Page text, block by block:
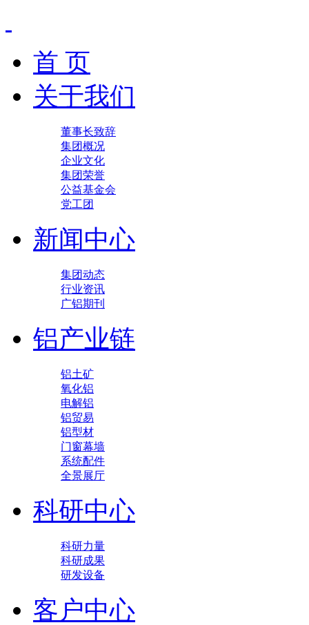
首 页
关于我们
董事长致辞
集团概况
企业文化
集团荣誉
公益基金会
党工团
新闻中心
集团动态
行业资讯
广铝期刊
铝产业链
铝土矿
氧化铝
电解铝
铝贸易
铝型材
门窗幕墙
系统配件
全景展厅
科研中心
科研力量
科研成果
研发设备
客户中心